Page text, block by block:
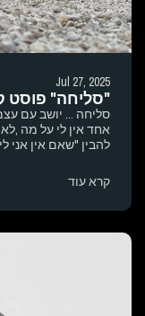
Jul 27, 2025
"סליחה" פוסט
סליחה ... יושב עם
אחד אין לי על מה
להבין "שאם אין אני
קרא עוד